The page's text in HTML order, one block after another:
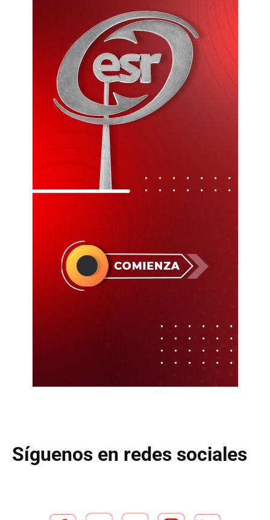
Síguenos en redes sociales